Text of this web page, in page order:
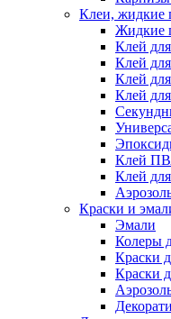
Клеи, жидкие
Жидкие
Клей
Клей
Клей
Клей
Клей
Клей
Краски и
Эмали
Колеры
Краски
Краски